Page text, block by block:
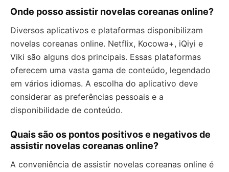
Onde posso assistir novelas coreanas online?
Diversos aplicativos e plataformas disponibilizam
novelas coreanas online. Netflix, Kocowa+, iQiyi e
Viki são alguns dos principais. Essas plataformas
oferecem uma vasta gama de conteúdo, legendado
em vários idiomas. A escolha do aplicativo deve
considerar as preferências pessoais e a
disponibilidade de conteúdo.
Quais são os pontos positivos e negativos de
assistir novelas coreanas online?
A conveniência de assistir novelas coreanas online é